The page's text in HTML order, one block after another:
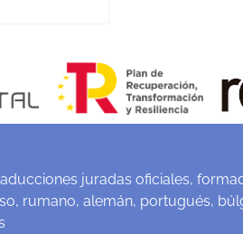
juradas oficiales,
rumano, alemán, portugués,